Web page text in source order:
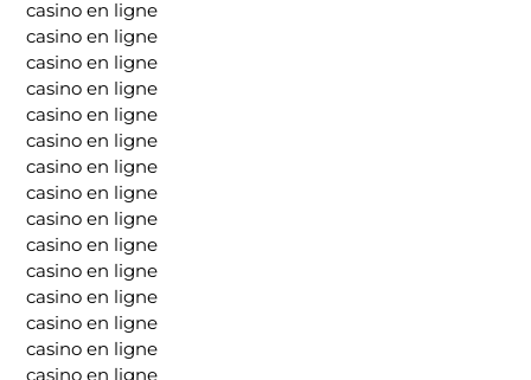
casino en ligne
casino en ligne
casino en ligne
casino en ligne
casino en ligne
casino en ligne
casino en ligne
casino en ligne
casino en ligne
casino en ligne
casino en ligne
casino en ligne
casino en ligne
casino en ligne
casino en ligne